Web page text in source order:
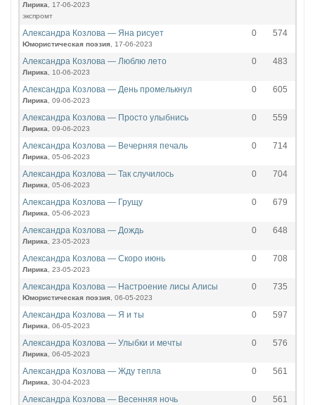
Лирика , 17-06-2023
экспромт
Александра Козлова — Яна рисует
Юмористическая поэзия , 17-06-2023
0 574
Александра Козлова — Люблю лето
Лирика , 10-06-2023
0 483
Александра Козлова — День промелькнул
Лирика , 09-06-2023
0 605
Александра Козлова — Просто улыбнись
Лирика , 09-06-2023
0 559
Александра Козлова — Вечерняя печаль
Лирика , 05-06-2023
0 714
Александра Козлова — Так случилось
Лирика , 05-06-2023
0 704
Александра Козлова — Грущу
Лирика , 05-06-2023
0 679
Александра Козлова — Дождь
Лирика , 23-05-2023
0 648
Александра Козлова — Скоро июнь
Лирика , 23-05-2023
0 708
Александра Козлова — Настроение лисы Алисы
Юмористическая поэзия , 06-05-2023
0 735
Александра Козлова — Я и ты
Лирика , 06-05-2023
0 597
Александра Козлова — Улыбки и мечты
Лирика , 06-05-2023
0 576
Александра Козлова — Жду тепла
Лирика , 30-04-2023
0 561
Александра Козлова — Весенняя ночь 0 561